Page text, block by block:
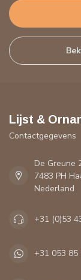
Lijst &
Contactgegevens
De Greune
7483 PH
Nederland
+31 (0)53
+31 053 85